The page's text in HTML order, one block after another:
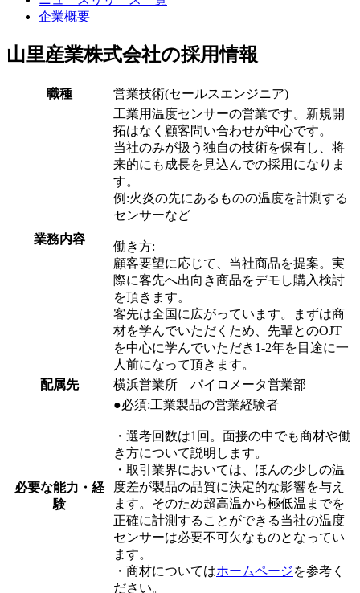
企業概要
山里産業株式会社の採用情報
職種 営業技術(セールスエンジニア)
業務内容
工業用温度センサーの営業です。新規開
拓はなく顧客問い合わせが中心です。
当社のみが扱う独自の技術を保有し、将
来的にも成長を見込んでの採用になりま
す。
例:火炎の先にあるものの温度を計測する
センサーなど
働き方:
顧客要望に応じて、当社商品を提案。実
際に客先へ出向き商品をデモし購入検討
を頂きます。
客先は全国に広がっています。まずは商
材を学んでいただくため、先輩とのOJT
を中心に学んでいただき1-2年を目途に一
人前になって頂きます。
配属先
横浜営業所 パイロメータ営業部
必要な能力・経
験
●必須:工業製品の営業経験者
・選考回数は1回。面接の中でも商材や働
き方について説明します。
・取引業界においては、ほんの少しの温
度差が製品の品質に決定的な影響を与え
ます。そのため超高温から極低温までを
正確に計測することができる当社の温度
センサーは必要不可欠なものとなってい
ます。
・商材についてはホームページを参考く
ださい。